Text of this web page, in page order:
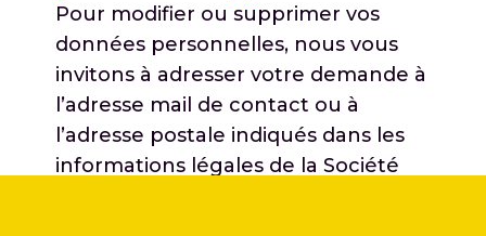
Pour modifier ou supprimer vos
données personnelles, nous vous
invitons à adresser votre demande à
l’adresse mail de contact ou à
l’adresse postale indiqués dans les
informations légales de la Société